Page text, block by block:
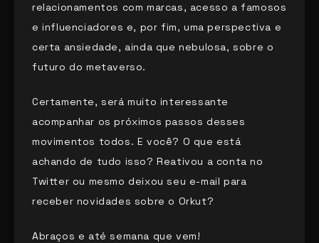
relacionamentos com marcas, acesso a famosos
e influenciadores e, por fim, uma perspectiva e
certa ansiedade, ainda que nebulosa, sobre o
futuro do metaverso.
Certamente, será muito interessante
acompanhar os próximos passos desses
movimentos todos. E você? O que está
achando de tudo isso? Reativou a conta no
Twitter ou mesmo deixou seu e-mail para
receber novidades sobre o Orkut?
Abraços e até semana que vem!